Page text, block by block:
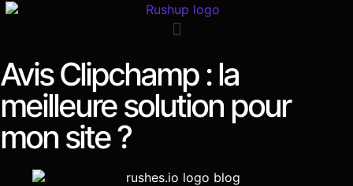
Avis Clipchamp : la
meilleure solution pour
mon site ?